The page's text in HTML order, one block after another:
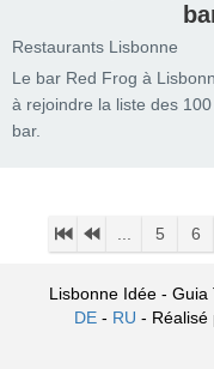
Restaurants Lisbonne
Le bar Red Frog à
à rejoindre la liste des
bar.
5 6
Lisbonne Idée - Guia
DE- RU - Réalisé